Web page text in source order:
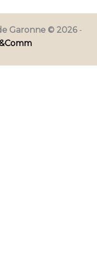
Garonne © 2026 -